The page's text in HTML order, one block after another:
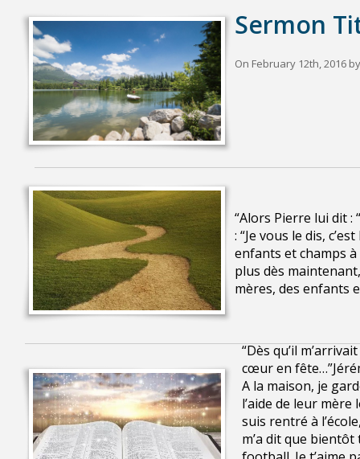
Sermon
On February 12th, 2016
“Alors Pierre lui dit :
: “Je vous le dis,
enfants et champs
plus dès
mères, des enfants
“Dès qu’il
cœur en
A la maison, je
l’aide de leur
suis rentré à
m’a dit que